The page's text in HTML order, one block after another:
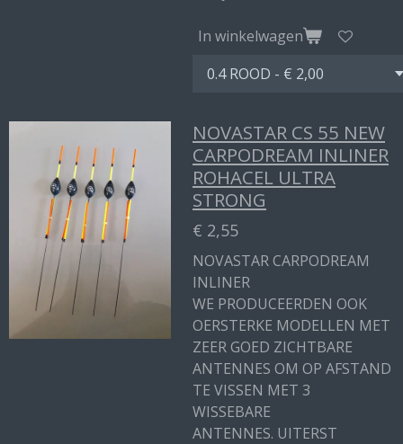
In winkelwagen
NOVASTAR CS 55 NEW
CARPODREAM INLINER
ROHACEL ULTRA
STRONG
€ 2,55
NOVASTAR CARPODREAM
INLINER
WE PRODUCEERDEN OOK
OERSTERKE MODELLEN MET
ZEER GOED ZICHTBARE
ANTENNES OM OP AFSTAND
TE VISSEN MET 3
WISSEBARE
ANTENNES. UITERST